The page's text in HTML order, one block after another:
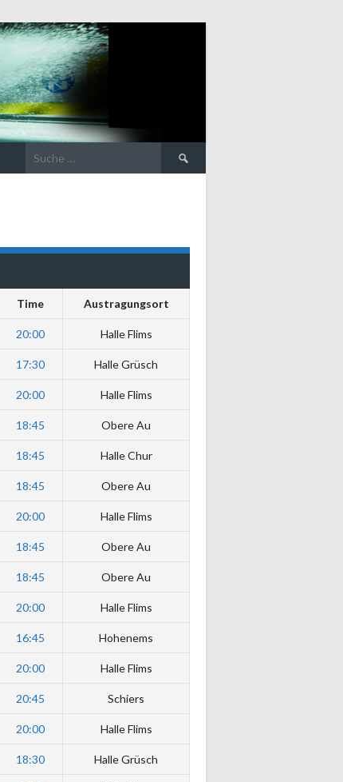
Suche
nach:
Time Austragungsort
20:00 Halle Flims
17:30 Halle Grüsch
20:00 Halle Flims
18:45 Obere Au
18:45 Halle Chur
18:45 Obere Au
20:00 Halle Flims
18:45 Obere Au
18:45 Obere Au
20:00 Halle Flims
16:45 Hohenems
20:00 Halle Flims
20:45 Schiers
20:00 Halle Flims
18:30 Halle Grüsch